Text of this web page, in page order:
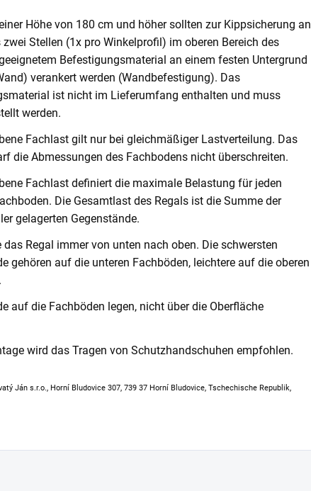
Höhe von 180 cm und höher sollten zur Kippsicherung an
Stellen (1x pro Winkelprofil) im oberen Bereich des
Befestigungsmaterial an einem festen Untergrund
verankert werden (Wandbefestigung). Das
ist nicht im Lieferumfang enthalten und muss
werden.
Fachlast gilt nur bei gleichmäßiger Lastverteilung. Das
die Abmessungen des Fachbodens nicht überschreiten.
Fachlast definiert die maximale Belastung für jeden
Die Gesamtlast des Regals ist die Summe der
gelagerten Gegenstände.
das Regal immer von unten nach oben. Die schwersten
gehören auf die unteren Fachböden, leichtere auf die oberen
auf die Fachböden legen, nicht über die Oberfläche
wird das Tragen von Schutzhandschuhen empfohlen.
Ján s.r.o., Horní Bludovice 307, 739 37 Horní Bludovice, Tschechische Republik,